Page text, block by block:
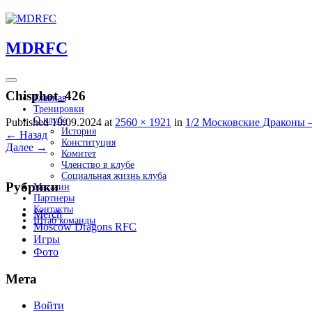
Перейти
к
MDRFC
Главная
Тренировки
О клубе
История
Конституция
Комитет
Членство в клубе
Социальная жизнь клуба
Магазин
Партнеры
Контакты
Штаб команды
Chisphot_426
Published 10.09.2024 at2560 × 1921 in 1/2 Московские
← Назад
Далее →
Рубрики
Merch
Moscow Dragons RFC
Игры
Фото
Мета
Войти